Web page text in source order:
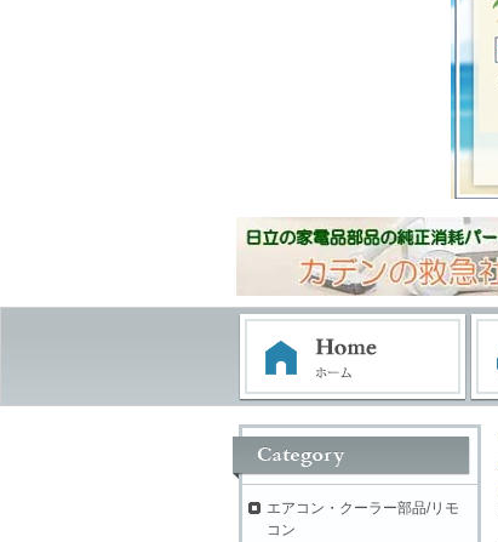
エアコン・クーラー部品/リモ
コン